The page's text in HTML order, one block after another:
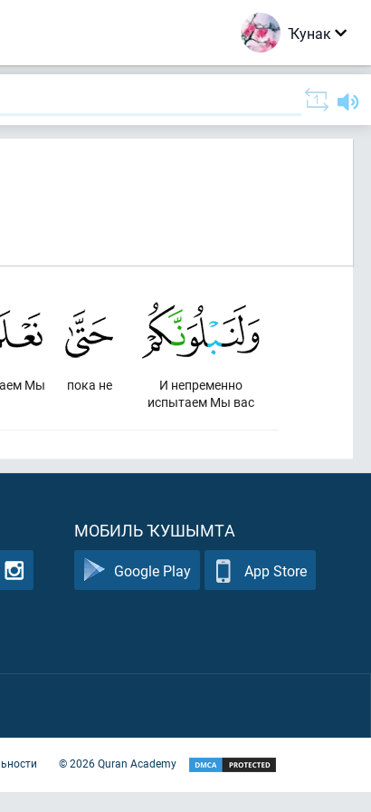
Ҡунак
И непременно
испытаем Мы вас
пока не
Мы
МОБИЛЬ ҠУШЫМТА
Google Play App Store
©2026Quran Academy